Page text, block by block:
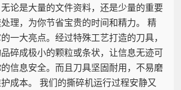
论是大量的文件资料，还是少量的重要
理，为你节省宝贵的时间和精力。 精
一大亮点。经过特殊工艺打造的刀具，
碎成极小的颗粒或条状，让信息无迹可
信息安全。而且刀具坚固耐用，不易磨
成本。 我们的撕碎机运行过程安静又